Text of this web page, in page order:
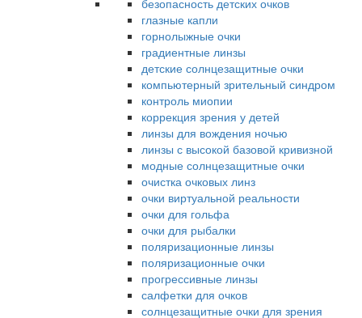
безопасность детских очков
глазные капли
горнолыжные очки
градиентные линзы
детские солнцезащитные очки
компьютерный зрительный синдром
контроль миопии
коррекция зрения у детей
линзы для вождения ночью
линзы с высокой базовой кривизной
модные солнцезащитные очки
очистка очковых линз
очки виртуальной реальности
очки для гольфа
очки для рыбалки
поляризационные линзы
поляризационные очки
прогрессивные линзы
салфетки для очков
солнцезащитные очки для зрения